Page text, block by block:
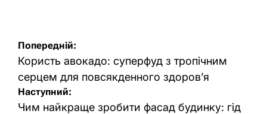
Навігація
записів
Попередній:
Користь авокадо: суперфуд з тропічним
серцем для повсякденного здоров’я
Наступний:
Чим найкраще зробити фасад будинку: гід